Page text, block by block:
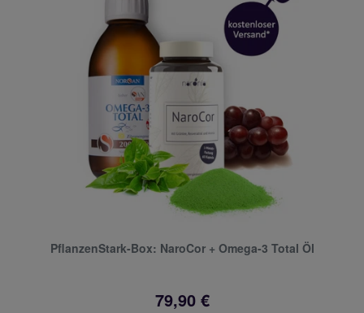
PflanzenStark-Box: NaroCor + Omega-3 Total Öl
79,90 €